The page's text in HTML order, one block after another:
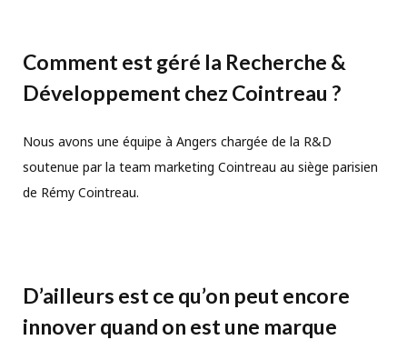
Comment est géré la Recherche &
Développement chez Cointreau ?
Nous avons une équipe à Angers chargée de la R&D
soutenue par la team marketing Cointreau au siège parisien
de Rémy Cointreau.
D’ailleurs est ce qu’on peut encore
innover quand on est une marque